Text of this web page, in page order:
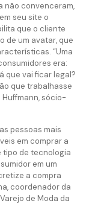
não convenceram,
seu site o
que o cliente
de um avatar, que
“Uma
era:
que vai ficar legal?
que trabalhasse
Huffmann, sócio-
pessoas mais
em comprar a
tipo de tecnologia
em um
a compra
coordenador da
de Moda da